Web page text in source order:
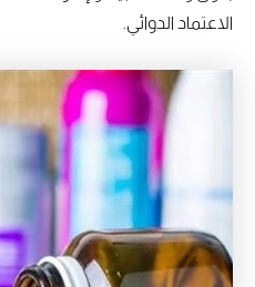
الاعتماد الدوائي.